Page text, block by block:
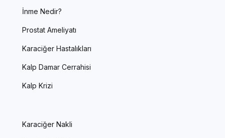
İnme Nedir?
Prostat Ameliyatı
Karaciğer Hastalıkları
Kalp Damar Cerrahisi
Kalp Krizi
Karaciğer Nakli